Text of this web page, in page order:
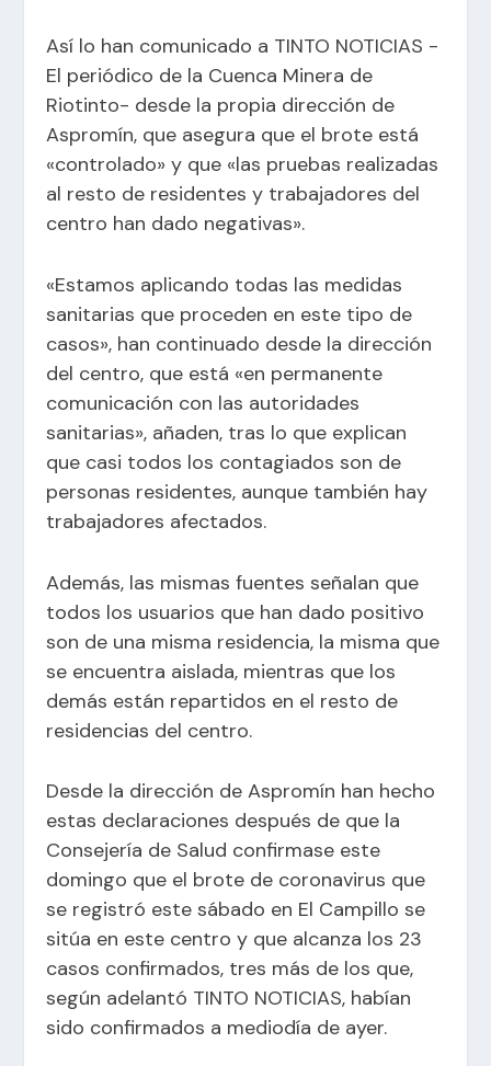
Así lo han comunicado a TINTO NOTICIAS -
El periódico de la Cuenca Minera de
Riotinto- desde la propia dirección de
Aspromín, que asegura que el brote está
«controlado» y que «las pruebas realizadas
al resto de residentes y trabajadores del
centro han dado negativas».
«Estamos aplicando todas las medidas
sanitarias que proceden en este tipo de
casos», han continuado desde la dirección
del centro, que está «en permanente
comunicación con las autoridades
sanitarias», añaden, tras lo que explican
que casi todos los contagiados son de
personas residentes, aunque también hay
trabajadores afectados.
Además, las mismas fuentes señalan que
todos los usuarios que han dado positivo
son de una misma residencia, la misma que
se encuentra aislada, mientras que los
demás están repartidos en el resto de
residencias del centro.
Desde la dirección de Aspromín han hecho
estas declaraciones después de que la
Consejería de Salud confirmase este
domingo que el brote de coronavirus que
se registró este sábado en El Campillo se
sitúa en este centro y que alcanza los 23
casos confirmados, tres más de los que,
según adelantó TINTO NOTICIAS, habían
sido confirmados a mediodía de ayer.